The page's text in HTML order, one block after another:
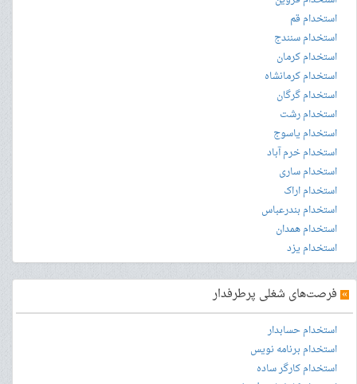
استخدام قم
استخدام سنندج
استخدام کرمان
استخدام کرمانشاه
استخدام گرگان
استخدام رشت
استخدام یاسوج
استخدام خرم آباد
استخدام ساری
استخدام اراک
استخدام بندرعباس
استخدام همدان
استخدام یزد
» فرصت‌های شغلی پرطرفدار
استخدام حسابدار
استخدام برنامه نویس
استخدام کارگر ساده